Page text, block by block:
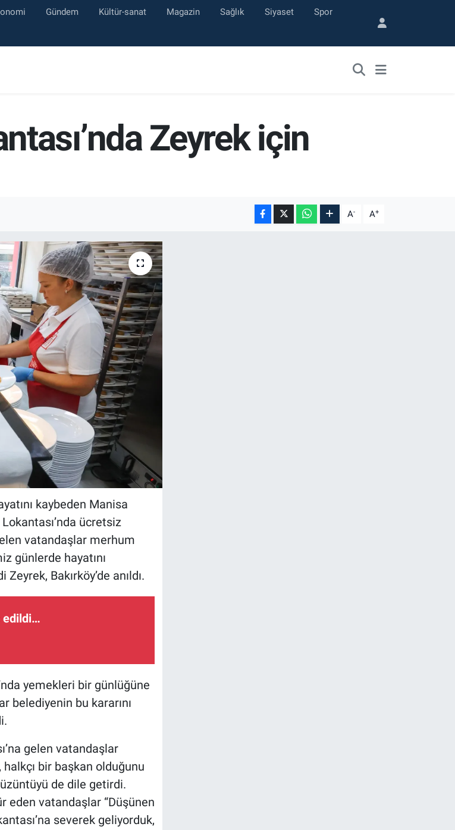
Gündem Kültür-sanat Magazin Sağlık Siyaset Spor
Zeyrek için
A- A+
kaybeden Manisa
ücretsiz
vatandaşlar merhum
günlerde hayatını
Bakırköy’de anıldı.
edildi…
yemekleri bir günlüğüne
belediyenin bu kararını
gelen vatandaşlar
halkçı bir başkan olduğunu
de dile getirdi.
eden vatandaşlar “Düşünen
severek geliyorduk,